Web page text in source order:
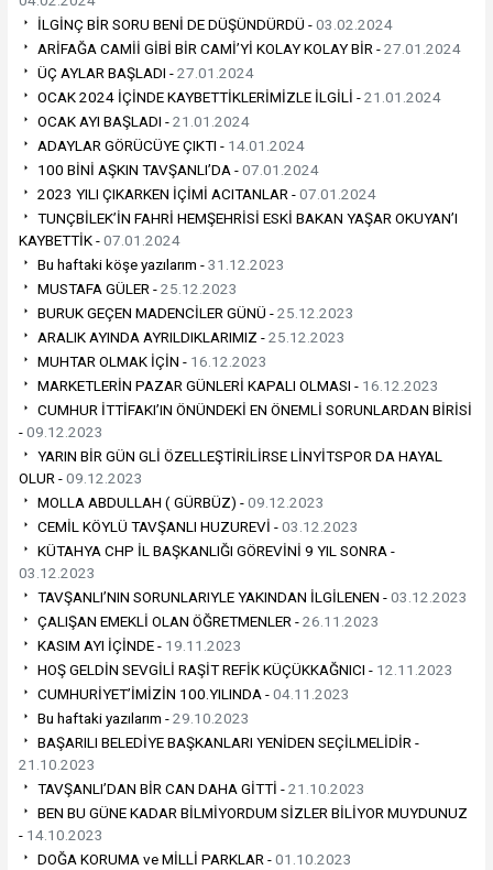
İLGİNÇ BİR SORU BENİ DE DÜŞÜNDÜRDÜ -03.02.2024
ARİFAĞA CAMİİ GİBİ BİR CAMİ’Yİ KOLAY KOLAY BİR -27.01.2024
ÜÇ AYLAR BAŞLADI -27.01.2024
OCAK 2024 İÇİNDE KAYBETTİKLERİMİZLE İLGİLİ -21.01.2024
OCAK AYI BAŞLADI -21.01.2024
ADAYLAR GÖRÜCÜYE ÇIKTI - 14.01.2024
100 BİNİ AŞKIN TAVŞANLI’DA -07.01.2024
2023 YILI ÇIKARKEN İÇİMİ ACITANLAR -07.01.2024
TUNÇBİLEK’İN FAHRİ HEMŞEHRİSİ ESKİ BAKAN YAŞAR OKUYAN’I
KAYBETTİK -07.01.2024
Bu haftaki köşe yazılarım -31.12.2023
MUSTAFA GÜLER -25.12.2023
BURUK GEÇEN MADENCİLER GÜNÜ -25.12.2023
ARALIK AYINDA AYRILDIKLARIMIZ -25.12.2023
MUHTAR OLMAK İÇİN - 16.12.2023
MARKETLERİN PAZAR GÜNLERİ KAPALI OLMASI - 16.12.2023
CUMHUR İTTİFAKI’IN ÖNÜNDEKİ EN ÖNEMLİ SORUNLARDAN BİRİSİ
-09.12.2023
YARIN BİR GÜN GLİ ÖZELLEŞTİRİLİRSE LİNYİTSPOR DA HAYAL
OLUR -09.12.2023
MOLLA ABDULLAH ( GÜRBÜZ) -09.12.2023
CEMİL KÖYLÜ TAVŞANLI HUZUREVİ -03.12.2023
KÜTAHYA CHP İL BAŞKANLIĞI GÖREVİNİ 9 YIL SONRA -
03.12.2023
TAVŞANLI’NIN SORUNLARIYLE YAKINDAN İLGİLENEN -03.12.2023
ÇALIŞAN EMEKLİ OLAN ÖĞRETMENLER -26.11.2023
KASIM AYI İÇİNDE - 19.11.2023
HOŞ GELDİN SEVGİLİ RAŞİT REFİK KÜÇÜKKAĞNICI - 12.11.2023
CUMHURİYET’İMİZİN 100.YILINDA -04.11.2023
Bu haftaki yazılarım -29.10.2023
BAŞARILI BELEDİYE BAŞKANLARI YENİDEN SEÇİLMELİDİR -
21.10.2023
TAVŞANLI’DAN BİR CAN DAHA GİTTİ -21.10.2023
BEN BU GÜNE KADAR BİLMİYORDUM SİZLER BİLİYOR MUYDUNUZ
- 14.10.2023
DOĞA KORUMA ve MİLLİ PARKLAR -01.10.2023